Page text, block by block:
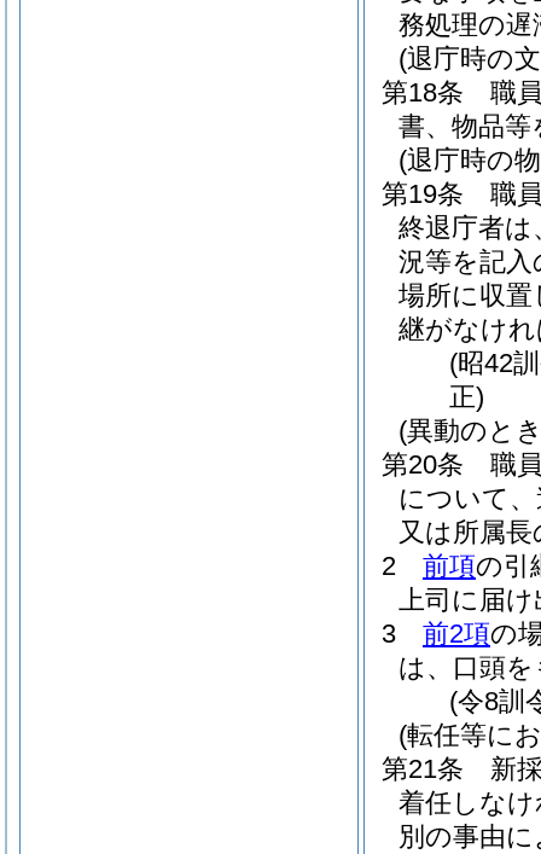
務処理の
(退庁時の
第18条
職
書、物品
(退庁時の
第19条
職
終退庁者
況等を記
場所に収
継がなけ
(昭42
正)
(異動のと
第20条
職
について
又は所属
2
前項の引
上司に届
3
前2項の
は、口頭
(令8訓
(転任等に
第21条
新
着任しな
別の事由